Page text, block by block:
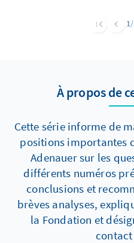
1
À propos de
Cette série informe de
positions importantes
Adenauer sur les
différents numéros
conclusions et
brèves analyses,
la Fondation et
contact